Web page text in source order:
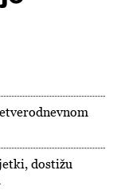
dostižu